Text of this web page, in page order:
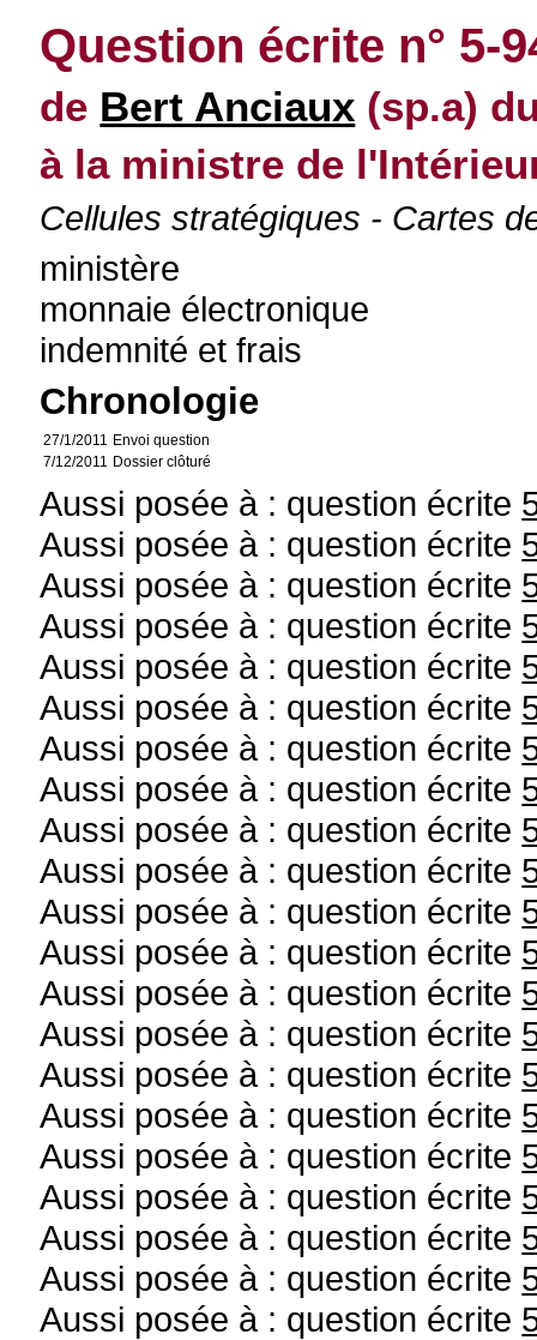
Question écrite n° 5-
de Bert Anciaux (sp.a)
à la ministre de
Cellules stratégiques - Cartes
ministère
monnaie électronique
indemnité et frais
Chronologie
27/1/2011 Envoi question
7/12/2011 Dossier clôturé
Aussi posée à : question écrite
Aussi posée à : question écrite
Aussi posée à : question écrite
Aussi posée à : question écrite
Aussi posée à : question écrite
Aussi posée à : question écrite
Aussi posée à : question écrite
Aussi posée à : question écrite
Aussi posée à : question écrite
Aussi posée à : question écrite
Aussi posée à : question écrite
Aussi posée à : question écrite
Aussi posée à : question écrite
Aussi posée à : question écrite
Aussi posée à : question écrite
Aussi posée à : question écrite
Aussi posée à : question écrite
Aussi posée à : question écrite
Aussi posée à : question écrite
Aussi posée à : question écrite
Aussi posée à : question écrite